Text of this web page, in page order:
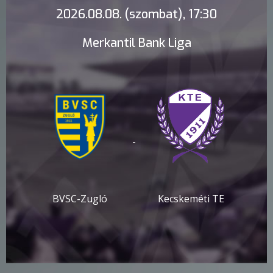
2026.08.08. (szombat), 17:30
Merkantil Bank Liga
BVSC-Zugló
-
Kecskeméti TE